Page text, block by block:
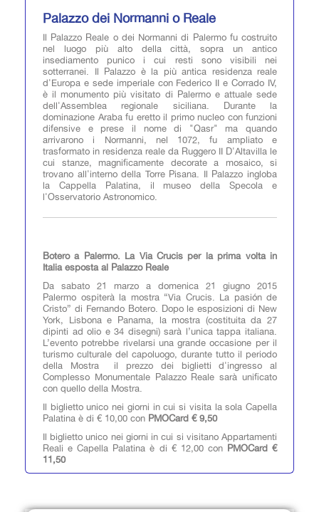
Palazzo dei Normanni o Reale
Il Palazzo Reale o dei Normanni di Palermo fu costruito
nel luogo più alto della città, sopra un antico
insediamento punico i cui resti sono visibili nei
sotterranei. Il Palazzo è la più antica residenza reale
d'Europa e sede imperiale con Federico II e Corrado IV,
è il monumento più visitato di Palermo e attuale sede
dell'Assemblea regionale siciliana. Durante la
dominazione Araba fu eretto il primo nucleo con funzioni
difensive e prese il nome di "Qasr" ma quando
arrivarono i Normanni, nel 1072, fu ampliato e
trasformato in residenza reale da Ruggero II D'Altavilla le
cui stanze, magnificamente decorate a mosaico, si
trovano all'interno della Torre Pisana. Il Palazzo ingloba
la Cappella Palatina, il museo della Specola e
l'Osservatorio Astronomico.
Botero a Palermo. La Via Crucis per la prima volta in
Italia esposta al Palazzo Reale
Da sabato 21 marzo a domenica 21 giugno 2015
Palermo ospiterà la mostra “Via Crucis. La pasión de
Cristo” di Fernando Botero. Dopo le esposizioni di New
York, Lisbona e Panama, la mostra (costituita da 27
dipinti ad olio e 34 disegni) sarà l’unica tappa italiana.
L’evento potrebbe rivelarsi una grande occasione per il
turismo culturale del capoluogo, durante tutto il periodo
della Mostra il prezzo dei biglietti d'ingresso al
Complesso Monumentale Palazzo Reale sarà unificato
con quello della Mostra.
Il biglietto unico nei giorni in cui si visita la sola Capella
Palatina è di € 10,00 con PMOCard € 9,50
Il biglietto unico nei giorni in cui si visitano Appartamenti
Reali e Capella Palatina è di € 12,00 con PMOCard €
11,50